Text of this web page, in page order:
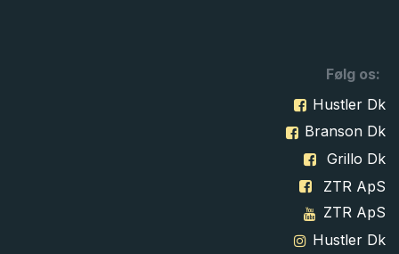
Følg os:
Hustler Dk
Branson Dk
Grillo Dk
ZTR ApS
ZTR ApS
Hustler Dk